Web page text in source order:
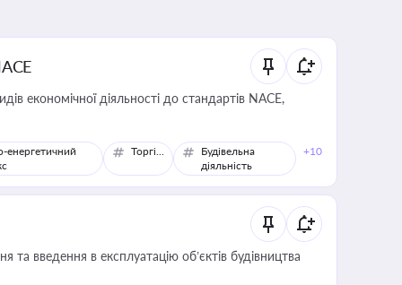
економічної діяльності до стандартів NACE,
енергетичний
Торгівля
Будівельна
діяльність
+10
введення в експлуатацію об’єктів будівництва